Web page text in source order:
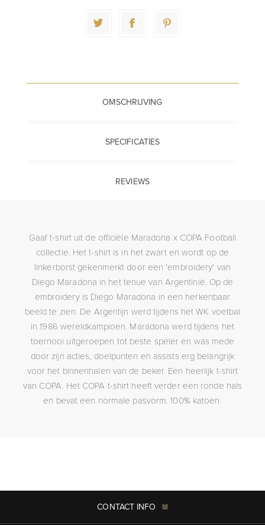
OMSCHRIJVING
SPECIFICATIES
REVIEWS
Gaaf t-shirt uit de officiële Maradona x COPA Football
collectie. Het t-shirt is in het zwart en wordt op de
linkerborst gekenmerkt door een 'embroidery' van
Diego Maradona in het tenue van Argentinië. Op de
embroidery is Diego Maradona in een herkenbaar
beeld te zien. De Argentijn werd tijdens het WK voetbal
in 1986 wereldkampioen. Maradona werd tijdens het
toernooi uitgeroepen tot beste speler en was mede
door zijn acties, doelpunten en assists erg belangrijk
voor het binnenhalen van de beker. Een heerlijk t-shirt
van COPA. Het COPA t-shirt heeft verder een ronde hals
en bevat een normale pasvorm. 100% katoen.
CONTACT INFO